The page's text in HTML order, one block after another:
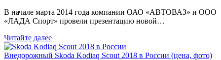
В начале марта 2014 года компании ОАО «АВТОВАЗ» и ООО
«ЛАДА Спорт» провели презентацию новой…
Читайте далее
Внедорожный Skoda Kodiaq Scout 2018 в России (цена, фото)